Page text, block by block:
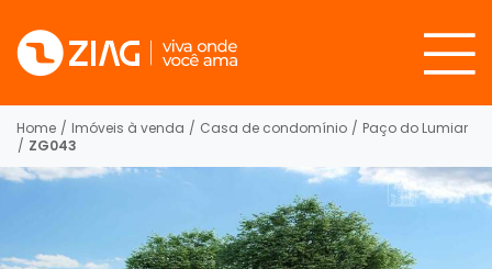
Home / Imóveis à venda / Casa de condomínio / Paço do Lumiar
/ ZG043